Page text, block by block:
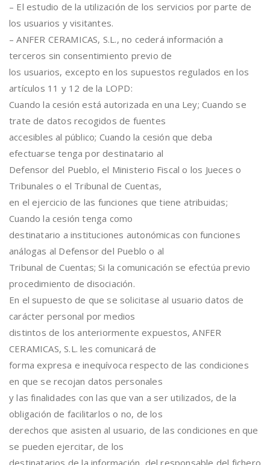
– El estudio de la utilización de los servicios por parte de
los usuarios y visitantes.
– ANFER CERAMICAS, S.L., no cederá información a
terceros sin consentimiento previo de
los usuarios, excepto en los supuestos regulados en los
artículos 11 y 12 de la LOPD:
Cuando la cesión está autorizada en una Ley; Cuando se
trate de datos recogidos de fuentes
accesibles al público; Cuando la cesión que deba
efectuarse tenga por destinatario al
Defensor del Pueblo, el Ministerio Fiscal o los Jueces o
Tribunales o el Tribunal de Cuentas,
en el ejercicio de las funciones que tiene atribuidas;
Cuando la cesión tenga como
destinatario a instituciones autonómicas con funciones
análogas al Defensor del Pueblo o al
Tribunal de Cuentas; Si la comunicación se efectúa previo
procedimiento de disociación.
En el supuesto de que se solicitase al usuario datos de
carácter personal por medios
distintos de los anteriormente expuestos, ANFER
CERAMICAS, S.L. les comunicará de
forma expresa e inequívoca respecto de las condiciones
en que se recojan datos personales
y las finalidades con las que van a ser utilizados, de la
obligación de facilitarlos o no, de los
derechos que asisten al usuario, de las condiciones en que
se pueden ejercitar, de los
destinatarios de la información, del responsable del fichero